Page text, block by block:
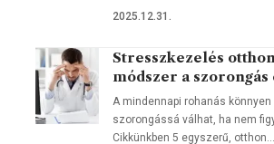
2025.12.31.
Stresszkezelés
módszer a
A mindennapi rohanás
szorongássá válhat, ha nem
Cikkünkben 5 egyszerű, otthon…